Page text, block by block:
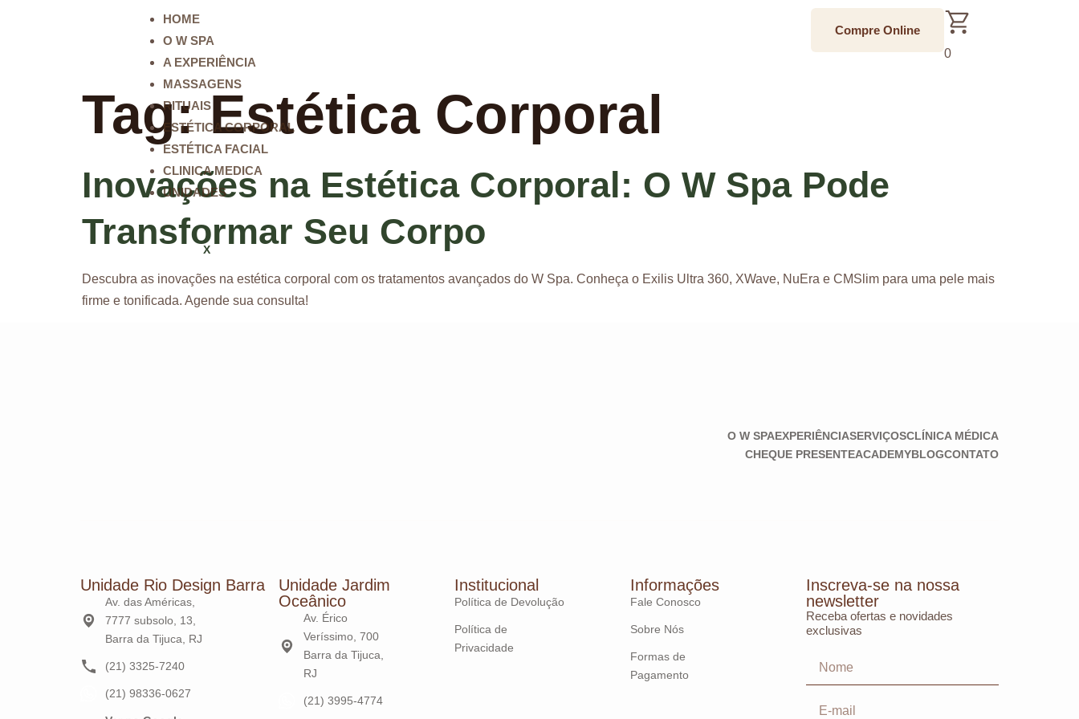
HOME
O W SPA
A EXPERIÊNCIA
MASSAGENS
RITUAIS
ESTÉTICA CORPORAL
ESTÉTICA FACIAL
CLINICA MEDICA
UNIDADES
X
Compre Online
0
Tag:Estética Corporal
Inovações na Estética Corporal: O W Spa Pode
Transformar Seu Corpo
Descubra as inovações na estética corporal com os tratamentos avançados do W Spa. Conheça o Exilis Ultra 360, XWave, NuEra e CMSlim para uma pele mais
firme e tonificada. Agende sua consulta!
O W SPAEXPERIÊNCIASERVIÇOSCLÍNICA MÉDICA
CHEQUE PRESENTEACADEMYBLOGCONTATO
Unidade Rio Design Barra
Av. das Américas,
7777 subsolo, 13,
Barra da Tijuca, RJ
(21) 3325-7240
(21) 98336-0627
Unidade Jardim
Oceânico
Av. Érico
Veríssimo, 700
Barra da Tijuca,
RJ
(21) 3995-4774
Institucional
Política de Devolução
Política de
Privacidade
Informações
Fale Conosco
Sobre Nós
Formas de
Pagamento
Inscreva-se na nossa
newsletter
Receba ofertas e novidades
exclusivas